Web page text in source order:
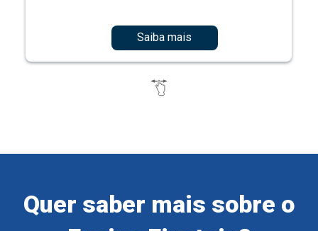
Saiba mais
Quer saber mais sobre o